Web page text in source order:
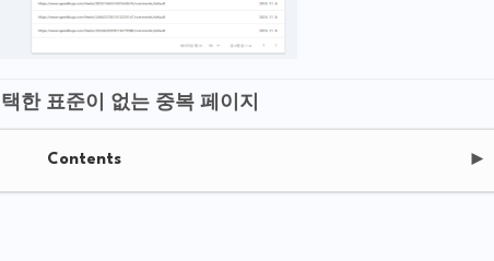
한 표준이 없는 중복 페이지
Contents ►